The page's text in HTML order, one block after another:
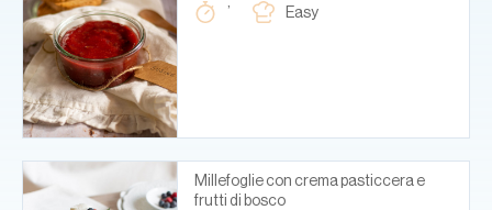
’ Easy
Millefoglie con crema pasticcera e
frutti di bosco